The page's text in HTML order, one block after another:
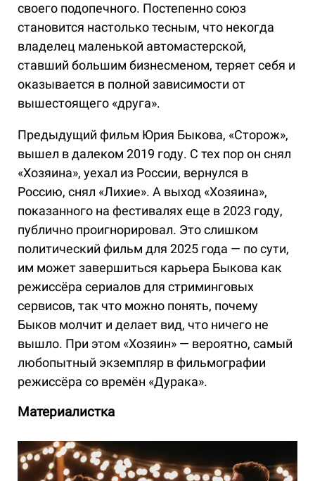
своего подопечного. Постепенно союз
становится настолько тесным, что некогда
владелец маленькой автомастерской,
ставший большим бизнесменом, теряет себя и
оказывается в полной зависимости от
вышестоящего «друга».
Предыдущий фильм Юрия Быкова, «Сторож»,
вышел в далеком 2019 году. С тех пор он снял
«Хозяина», уехал из России, вернулся в
Россию, снял «Лихие». А выход «Хозяина»,
показанного на фестивалях еще в 2023 году,
публично проигнорировал. Это слишком
политический фильм для 2025 года — по сути,
им может завершиться карьера Быкова как
режиссёра сериалов для стриминговых
сервисов, так что можно понять, почему
Быков молчит и делает вид, что ничего не
вышло. При этом «Хозяин» — вероятно, самый
любопытный экземпляр в фильмографии
режиссёра со времён «Дурака».
Материалистка